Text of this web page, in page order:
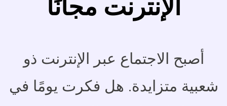
الإنترنت مجانًا
أصبح الاجتماع عبر الإنترنت ذو
شعبية متزايدة. هل فكرت يومًا في